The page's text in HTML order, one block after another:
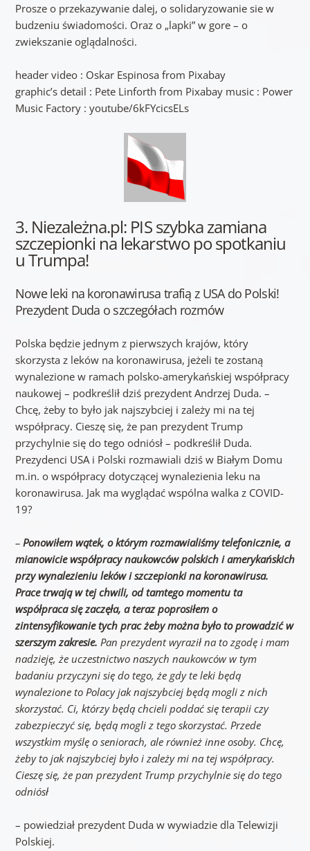
Prosze o przekazywanie dalej, o solidaryzowanie sie w
budzeniu świadomości. Oraz o „lapki” w gore – o
zwiekszanie oglądalności.
header video : Oskar Espinosa from Pixabay
graphic’s detail : Pete Linforth from Pixabay music : Power
Music Factory : youtube/6kFYcicsELs
3. Niezależna.pl: PIS szybka zamiana
szczepionki na lekarstwo po spotkaniu
u Trumpa!
Nowe leki na koronawirusa trafią z USA do Polski!
Prezydent Duda o szczegółach rozmów
Polska będzie jednym z pierwszych krajów, który
skorzysta z leków na koronawirusa, jeżeli te zostaną
wynalezione w ramach polsko-amerykańskiej współpracy
naukowej – podkreślił dziś prezydent Andrzej Duda. –
Chcę, żeby to było jak najszybciej i zależy mi na tej
współpracy. Cieszę się, że pan prezydent Trump
przychylnie się do tego odniósł – podkreślił Duda.
Prezydenci USA i Polski rozmawiali dziś w Białym Domu
m.in. o współpracy dotyczącej wynalezienia leku na
koronawirusa. Jak ma wyglądać wspólna walka z COVID-
19?
– Ponowiłem wątek, o którym rozmawialiśmy telefonicznie, a
mianowicie współpracy naukowców polskich i amerykańskich
przy wynalezieniu leków i szczepionki na koronawirusa.
Prace trwają w tej chwili, od tamtego momentu ta
współpraca się zaczęła, a teraz poprosiłem o
zintensyfikowanie tych prac żeby można było to prowadzić w
szerszym zakresie. Pan prezydent wyraził na to zgodę i mam
nadzieję, że uczestnictwo naszych naukowców w tym
badaniu przyczyni się do tego, że gdy te leki będą
wynalezione to Polacy jak najszybciej będą mogli z nich
skorzystać. Ci, którzy będą chcieli poddać się terapii czy
zabezpieczyć się, będą mogli z tego skorzystać. Przede
wszystkim myślę o seniorach, ale również inne osoby. Chcę,
żeby to jak najszybciej było i zależy mi na tej współpracy.
Cieszę się, że pan prezydent Trump przychylnie się do tego
odniósł
– powiedział prezydent Duda w wywiadzie dla Telewizji
Polskiej.